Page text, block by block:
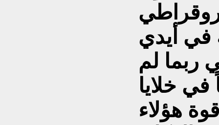
في أيدي
ربما لم
خلايا
هؤلاء